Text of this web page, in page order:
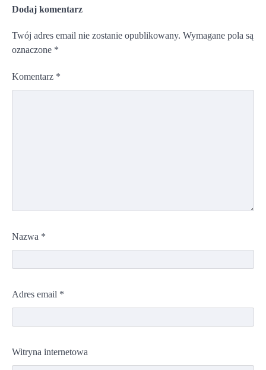
Dodaj komentarz
Twój adres email nie zostanie opublikowany. Wymagane pola są
oznaczone *
Komentarz *
Nazwa *
Adres email *
Witryna internetowa